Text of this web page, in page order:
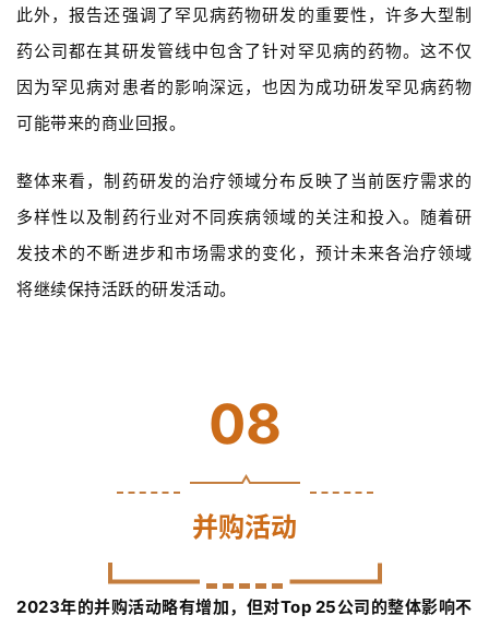
此外，报告还强调了罕见病药物研发的重要性，许多大型制
药公司都在其研发管线中包含了针对罕见病的药物。这不仅
因为罕见病对患者的影响深远，也因为成功研发罕见病药物
可能带来的商业回报。
整体来看，制药研发的治疗领域分布反映了当前医疗需求的
多样性以及制药行业对不同疾病领域的关注和投入。随着研
发技术的不断进步和市场需求的变化，预计未来各治疗领域
将继续保持活跃的研发活动。
08
并购活动
2023年的并购活动略有增加，但对Top 25公司的整体影响不